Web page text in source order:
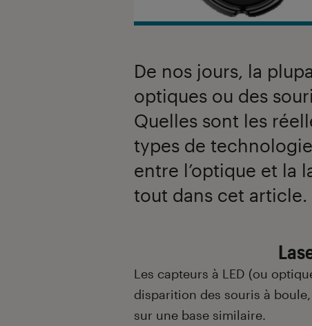
De nos jours, la
optiques ou des
Quelles sont les
types de
entre l’optique et la
tout dans cet article.
Les capteurs à LED (ou
disparition des souris à
sur une base similaire.